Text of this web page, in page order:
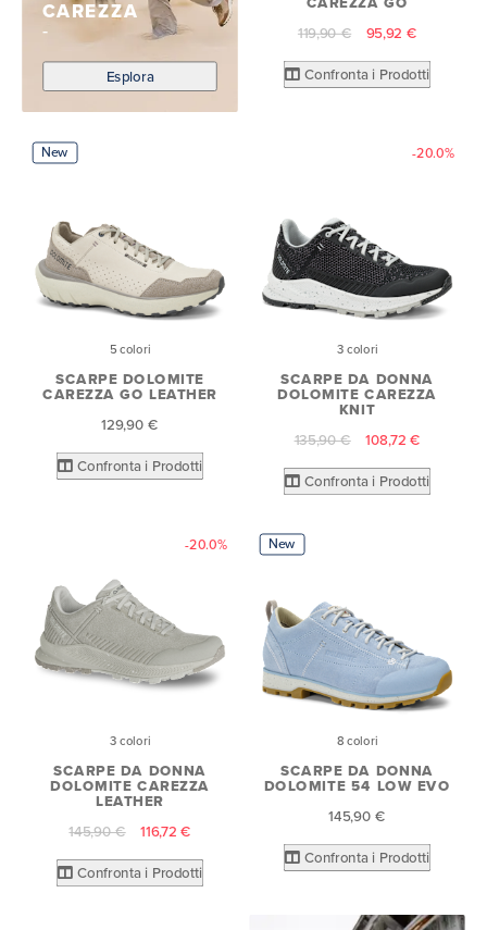
CAREZZA
Esplora
119,90 €
95,92 €
Confronta i Prodotti
New
5 colori
SCARPE DOLOMITE
CAREZZA GO LEATHER
129,90 €
Confronta i Prodotti
-20.0%
3 colori
SCARPE DA DONNA
DOLOMITE CAREZZA
KNIT
135,90 €
108,72 €
Confronta i Prodotti
-20.0%
3 colori
SCARPE DA DONNA
DOLOMITE CAREZZA
LEATHER
145,90 €
116,72 €
Confronta i Prodotti
New
8 colori
SCARPE DA DONNA
DOLOMITE 54 LOW EVO
145,90 €
Confronta i Prodotti